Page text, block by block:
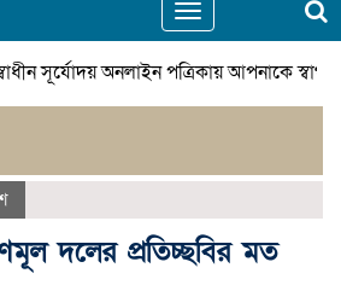
Toggle
navigation
সূর্যোদয় অনলাইন পত্রিকায় আপনাকে
দলের প্রতিচ্ছবির মত